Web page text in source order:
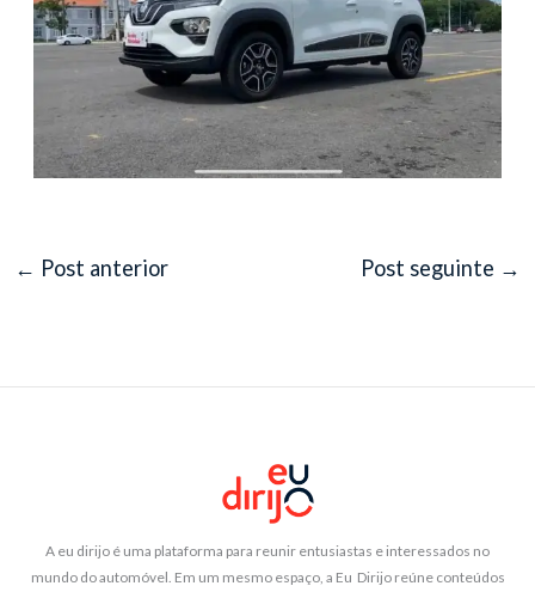
← Post anterior Post seguinte →
A eu dirijo é uma plataforma para reunir entusiastas e interessados no
mundo do automóvel. Em um mesmo espaço, a Eu Dirijo reúne conteúdos